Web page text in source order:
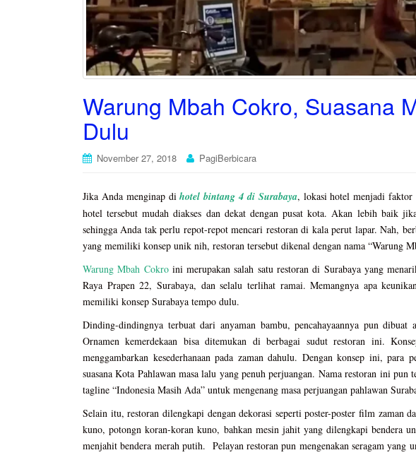
Warung Mbah Cokro, Suasana
Dulu
November 27, 2018 PagiBerbicara
Jika Anda menginap dihotel bintang 4 di Surabaya, lokasi hotel menjadi faktor
hotel tersebut mudah diakses dan dekat dengan pusat kota. Akan lebih baik
sehingga Anda tak perlu repot-repot mencari restoran di kala perut lapar. Nah,
yang memiliki konsep unik nih, restoran tersebut dikenal dengan nama “Warung
Warung Mbah Cokroini merupakan salah satu restoran di Surabaya yang
Raya Prapen 22, Surabaya, dan selalu terlihat ramai. Memangnya apa
memiliki konsep Surabaya tempo dulu.
Dinding-dindingnya terbuat dari anyaman bambu, pencahayaannya pun dibuat
Ornamen kemerdekaan bisa ditemukan di berbagai sudut restoran ini.
menggambarkan kesederhanaan pada zaman dahulu. Dengan konsep ini, para
suasana Kota Pahlawan masa lalu yang penuh perjuangan. Nama restoran ini
tagline “Indonesia Masih Ada” untuk mengenang masa perjuangan pahlawan
Selain itu, restoran dilengkapi dengan dekorasi seperti poster-poster film zaman
kuno, potongn koran-koran kuno, bahkan mesin jahit yang dilengkapi bendera
menjahit bendera merah putih. Pelayan restoran pun mengenakan seragam yang